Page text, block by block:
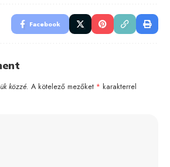
Facebook
közzé. A kötelező mezőket * karakterrel